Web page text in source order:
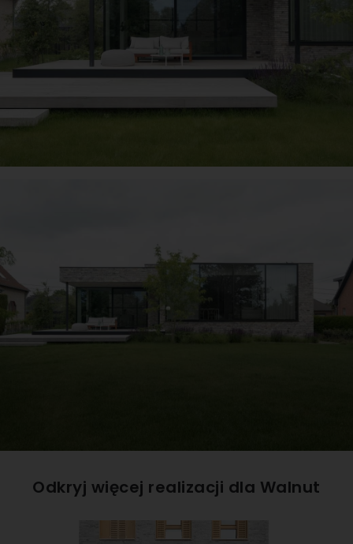
Odkryj więcej realizacji dla Walnut